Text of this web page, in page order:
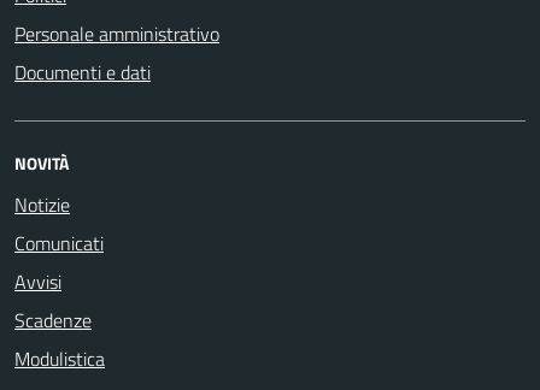
Personale amministrativo
Documenti e dati
NOVITÀ
Notizie
Comunicati
Avvisi
Scadenze
Modulistica